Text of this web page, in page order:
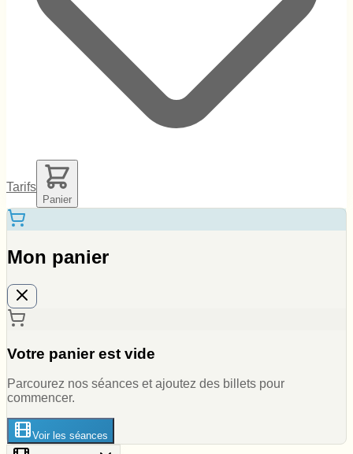
Tarifs
Panier
Mon panier
Votre panier est vide
Parcourez nos séances et ajoutez des billets pour
commencer.
Voir les séances